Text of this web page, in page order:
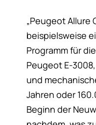
„Peugeot Allure
beispielsweise
Programm für
Peugeot E-
und
Jahren oder
Beginn der